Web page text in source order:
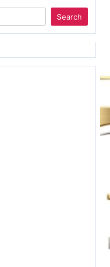
Search